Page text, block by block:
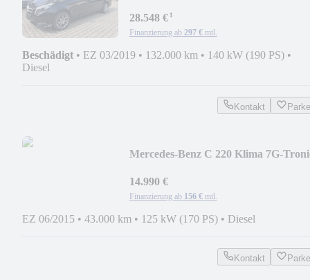
28.548 €¹
Finanzierung ab 297 € mtl.
Beschädigt • EZ 03/2019 • 132.000 km • 140 kW (190 PS) •
Diesel
Kontakt
Mercedes-Benz C 220 Klima 7G-
14.990 €
Finanzierung ab 156 € mtl.
EZ 06/2015 • 43.000 km • 125 kW (170 PS) • Diesel
Kontakt